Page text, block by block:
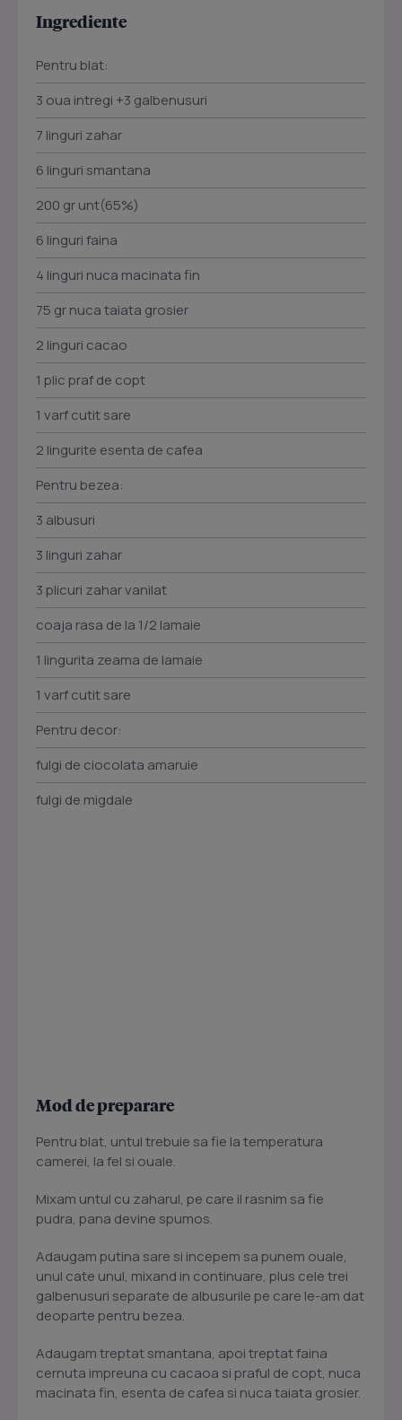
Ingrediente
Pentru blat:
3 oua intregi +3 galbenusuri
7 linguri zahar
6 linguri smantana
200 gr unt(65%)
6 linguri faina
4 linguri nuca macinata fin
75 gr nuca taiata grosier
2 linguri cacao
1 plic praf de copt
1 varf cutit sare
2 lingurite esenta de cafea
Pentru bezea:
3 albusuri
3 linguri zahar
3 plicuri zahar vanilat
coaja rasa de la 1/2 lamaie
1 lingurita zeama de lamaie
1 varf cutit sare
Pentru decor:
fulgi de ciocolata amaruie
fulgi de migdale
Mod de preparare
Pentru blat, untul trebuie sa fie la temperatura
camerei, la fel si ouale.
Mixam untul cu zaharul, pe care il rasnim sa fie
pudra, pana devine spumos.
Adaugam putina sare si incepem sa punem ouale,
unul cate unul, mixand in continuare, plus cele trei
galbenusuri separate de albusurile pe care le-am dat
deoparte pentru bezea.
Adaugam treptat smantana, apoi treptat faina
cernuta impreuna cu cacaoa si praful de copt, nuca
macinata fin, esenta de cafea si nuca taiata grosier.